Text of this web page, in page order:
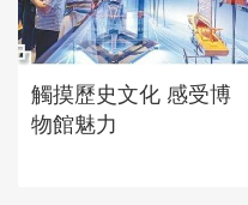
觸摸歷史文化 感受博
物館魅力